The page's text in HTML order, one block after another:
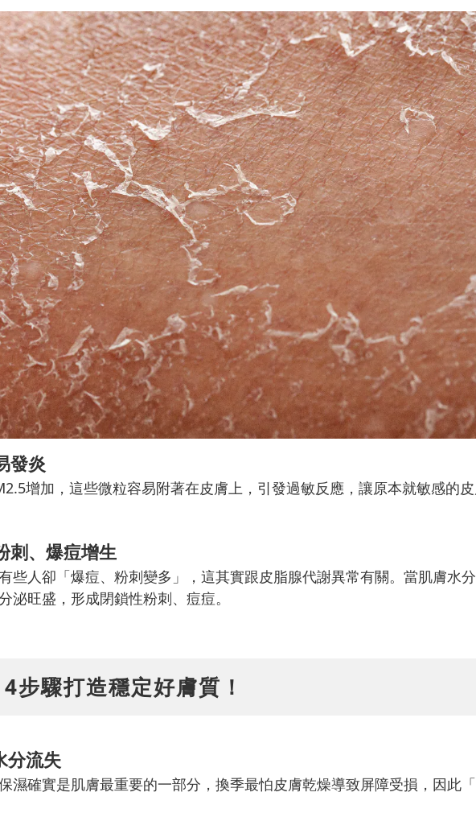
發炎
增加，這些微粒容易附著在皮膚上，引發過敏反應，讓原本就敏感的
刺、爆痘增生
些人卻「爆痘、粉刺變多」，這其實跟皮脂腺代謝異常有關。當肌膚水
泌旺盛，形成閉鎖性粉刺、痘痘。
步驟打造穩定好膚質！
分流失
濕確實是肌膚最重要的一部分，換季最怕皮膚乾燥導致屏障受損，因此